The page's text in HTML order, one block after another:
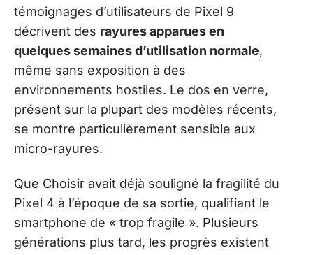
témoignages d’utilisateurs de Pixel 9
décrivent des rayures apparues en
quelques semaines d’utilisation normale,
même sans exposition à des
environnements hostiles. Le dos en verre,
présent sur la plupart des modèles récents,
se montre particulièrement sensible aux
micro-rayures.
Que Choisir avait déjà souligné la fragilité du
Pixel 4 à l’époque de sa sortie, qualifiant le
smartphone de « trop fragile ». Plusieurs
générations plus tard, les progrès existent